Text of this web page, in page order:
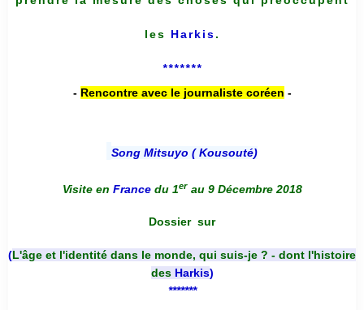
les Harkis.
*******
- Rencontre avec le journaliste coréen -
Song Mitsuyo ( Kousouté)
Visite en France du 1er au 9 Décembre 2018
Dossier sur
(L'âge et l'identité dans le monde, qui suis-je ? - dont l'histoire
des Harkis)
*******